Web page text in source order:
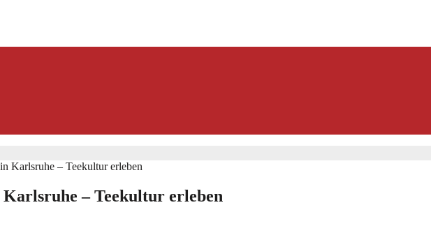
Karlsruhe – Teekultur erleben
Karlsruhe – Teekultur erleben